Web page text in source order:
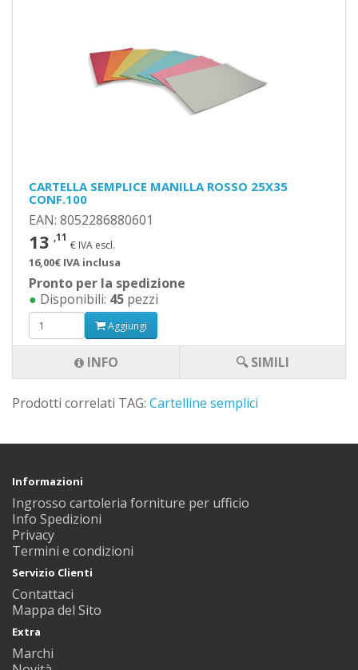
CARTELLA SEMPLICE MANILLA ROSSO 25X35
CONF.100
EAN: 8052286880601
13 ,11
€ IVA escl.
16,00€ IVA inclusa
Pronto per la spedizione
● Disponibili: 45 pezzi
Aggiungi
INFO 🔍 SIMILI
Prodotti correlati TAG: Cartelline semplici
Informazioni
Ingrosso cartoleria forniture per ufficio
Info Spedizioni
Privacy
Termini e condizioni
Servizio Clienti
Contattaci
Mappa del Sito
Extra
Marchi